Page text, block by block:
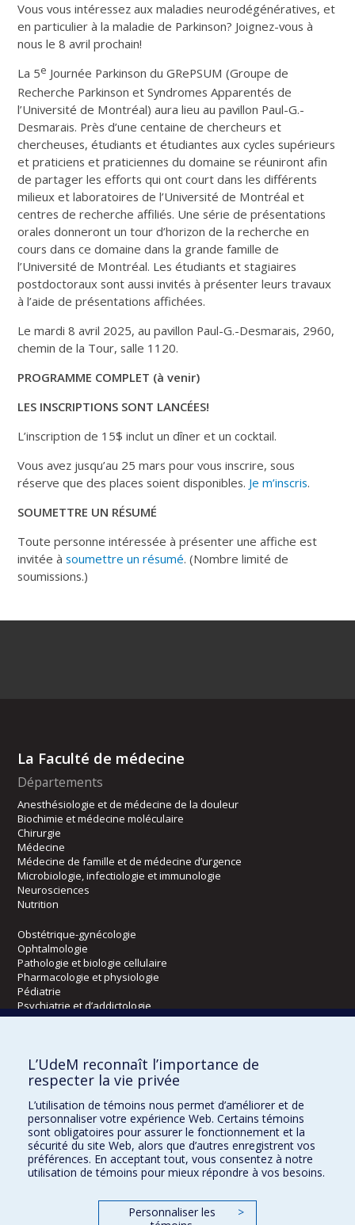
Vous vous intéressez aux maladies neurodégénératives, et
en particulier à la maladie de Parkinson? Joignez-vous à
nous le 8 avril prochain!
La 5e Journée Parkinson du GRePSUM (Groupe de
Recherche Parkinson et Syndromes Apparentés de
l’Université de Montréal) aura lieu au pavillon Paul-G.-
Desmarais. Près d’une centaine de chercheurs et
chercheuses, étudiants et étudiantes aux cycles supérieurs
et praticiens et praticiennes du domaine se réuniront afin
de partager les efforts qui ont court dans les différents
milieux et laboratoires de l’Université de Montréal et
centres de recherche affiliés. Une série de présentations
orales donneront un tour d’horizon de la recherche en
cours dans ce domaine dans la grande famille de
l’Université de Montréal. Les étudiants et stagiaires
postdoctoraux sont aussi invités à présenter leurs travaux
à l’aide de présentations affichées.
Le mardi 8 avril 2025, au pavillon Paul-G.-Desmarais, 2960,
chemin de la Tour, salle 1120.
PROGRAMME COMPLET (à venir)
LES INSCRIPTIONS SONT LANCÉES!
L’inscription de 15$ inclut un dîner et un cocktail.
Vous avez jusqu’au 25 mars pour vous inscrire, sous
réserve que des places soient disponibles. Je m’inscris.
SOUMETTRE UN RÉSUMÉ
Toute personne intéressée à présenter une affiche est
invitée àsoumettre un résumé. (Nombre limité de
soumissions.)
La Faculté de médecine
Départements
Anesthésiologie et de médecine de la douleur
Biochimie et médecine moléculaire
Chirurgie
Médecine
Médecine de famille et de médecine d’urgence
Microbiologie, infectiologie et immunologie
Neurosciences
Nutrition
Obstétrique-gynécologie
Ophtalmologie
Pathologie et biologie cellulaire
Pharmacologie et physiologie
Pédiatrie
Psychiatrie et d’addictologie
Radiologie, radio-oncologie et médecine nucléaire
Écoles
Orthophonie et audiologie
Réadaptation
Directions
L’UdeM reconnaît l’importance de
respecter la vie privée
L’utilisation de témoins nous permet d’améliorer et de
personnaliser votre expérience Web. Certains témoins
sont obligatoires pour assurer le fonctionnement et la
sécurité du site Web, alors que d’autres enregistrent vos
préférences. En acceptant tout, vous consentez à notre
utilisation de témoins pour mieux répondre à vos besoins.
Personnaliser les
>